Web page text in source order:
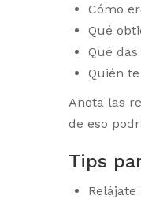
Cómo
Qué
Qué
Quién
Anota las
de eso
Tips